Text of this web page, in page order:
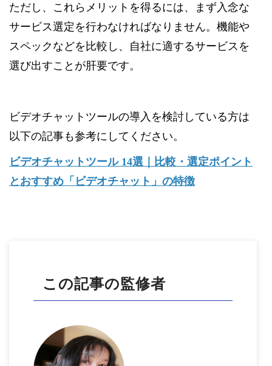
ただし、これらメリットを得るには、まず入念な
サービス選定を行わなければなりません。機能や
スペックなどを比較し、自社に適するサービスを
選び出すことが肝要です。
ビデオチャットツールの導入を検討している方は
以下の記事も参考にしてください。
ビデオチャットツール 14選｜比較・選定ポイント
とおすすめ「ビデオチャット」の特徴
この記事の監修者